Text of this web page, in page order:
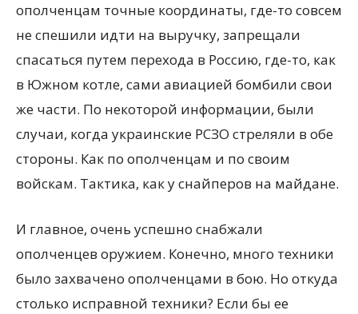
ополченцам точные координаты, где-то совсем
не спешили идти на выручку, запрещали
спасаться путем перехода в Россию, где-то, как
в Южном котле, сами авиацией бомбили свои
же части. По некоторой информации, были
случаи, когда украинские РСЗО стреляли в обе
стороны. Как по ополченцам и по своим
войскам. Тактика, как у снайперов на майдане.
И главное, очень успешно снабжали
ополченцев оружием. Конечно, много техники
было захвачено ополченцами в бою. Но откуда
столько исправной техники? Если бы ее